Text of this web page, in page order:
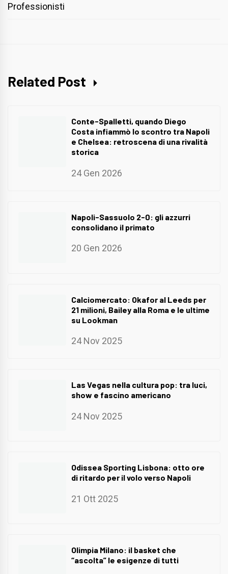
Professionisti
Related Post
Conte-Spalletti, quando Diego
Costa infiammò lo scontro tra Napoli
e Chelsea: retroscena di una rivalità
storica
24 Gen 2026
Napoli-Sassuolo 2-0: gli azzurri
consolidano il primato
20 Gen 2026
Calciomercato: Okafor al Leeds per
21 milioni, Bailey alla Roma e le ultime
su Lookman
24 Nov 2025
Las Vegas nella cultura pop: tra luci,
show e fascino americano
24 Nov 2025
Odissea Sporting Lisbona: otto ore
di ritardo per il volo verso Napoli
21 Ott 2025
Olimpia Milano: il basket che
“ascolta” le esigenze di tutti